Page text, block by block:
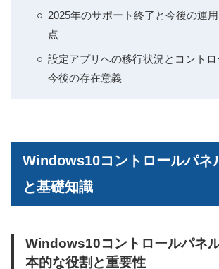
2025年のサポート終了と今後の運
点
設定アプリへの移行状況とコント
今後の存在意義
Windows10コントロールパネ
と基礎知識
Windows10コントロールパネ
本的な役割と重要性